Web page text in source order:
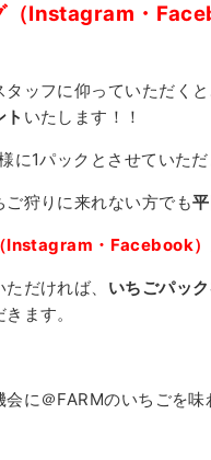
（Instagram・
タッフに仰っていただくと
ト いたします！！
に1パックとさせていただ
ご狩りに来れない方でも
Instagram・Facebook）
だければ、 いちごパッ
ます。
会に＠FARMのいちごを味